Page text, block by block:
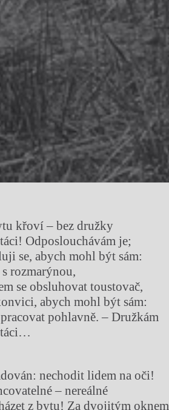
křoví – bez družky
Odposlouchávám je;
se, abych mohl být sám:
rozmarýnou,
se obsluhovat toustovač,
abych mohl být sám:
pohlavně. – Družkám
nechodit lidem na oči!
– nereálné
z bytu! Za dvojitým oknem